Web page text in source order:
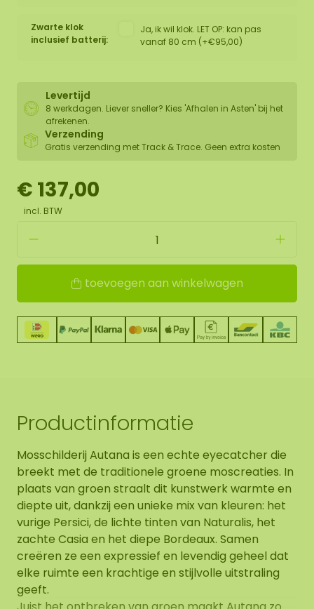
Zwarte klok
inclusief batterij:
Ja, ik wil klok. LET OP: kan pas
vanaf 80 cm (+€95,00)
Levertijd
8 werkdagen. Liever sneller? Kies 'Afhalen in Asten' bij het
afrekenen.
Verzending
Gratis verzending met Track & Trace. Geen extra kosten
€ 137,00
incl. BTW
toevoegen aan winkelwagen
Productinformatie
Mosschilderij Autana is een echte eyecatcher die
breekt met de traditionele groene moscreaties. In
plaats van groen straalt dit kunstwerk warmte en
diepte uit, dankzij een unieke mix van kleuren: het
vurige Persici, de lichte tinten van Naturalis, het
zachte Casia en het diepe Bordeaux. Samen
creëren ze een expressief en levendig geheel dat
elke ruimte een krachtige en stijlvolle uitstraling
geeft.